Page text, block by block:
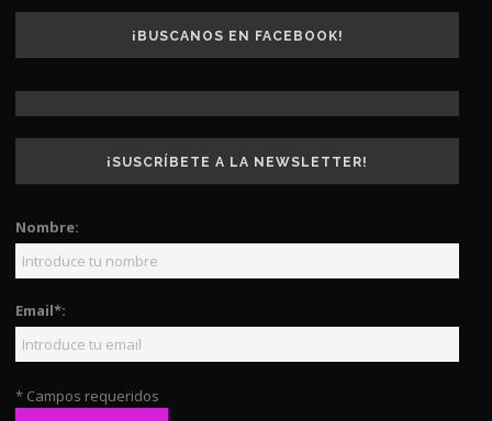
¡BUSCANOS EN FACEBOOK!
¡SUSCRÍBETE A LA NEWSLETTER!
Nombre:
Email*:
* Campos requeridos